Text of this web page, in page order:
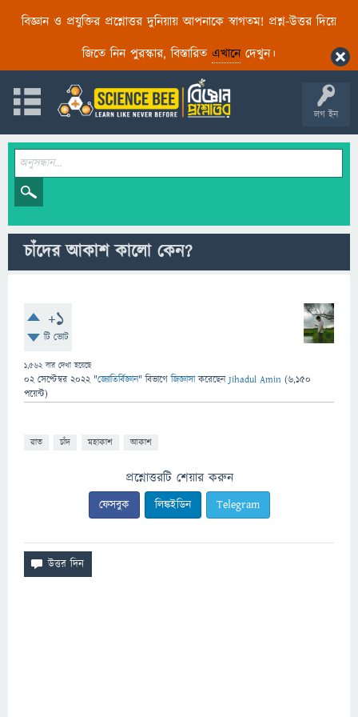
বিজ্ঞান ও প্রযুক্তির প্রশ্নোত্তর দুনিয়ায় আপনাকে স্বাগতম! প্রশ্ন-উত্তর দিয়ে
জিতে নিন পুরস্কার, বিস্তারিত এখানেদেখুন।
লগ ইন
চাঁদের আকাশ কালো কেন?
+1
টি ভোট
1,562বার দেখা হয়েছে
02 সেপ্টেম্বর 2022 "জ্যোতির্বিজ্ঞান" বিভাগে জিজ্ঞাসাকরেছেনJihadul Amin (6,150
পয়েন্ট)
রাত চাঁদ মহাকাশ আকাশ
প্রশ্নোত্তরটি শেয়ার করুন
ফেসবুক লিঙ্কইডিন Telegram